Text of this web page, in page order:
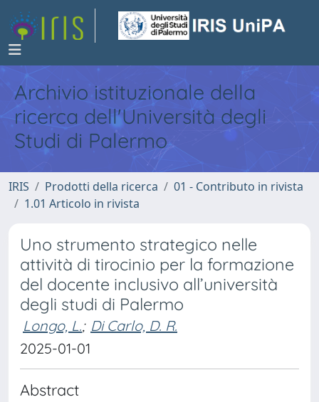
Archivio istituzionale della
ricerca dell'Università degli
Studi di Palermo
IRIS Prodotti della ricerca
01 - Contributo in rivista
1.01 Articolo in rivista
Uno strumento strategico nelle
attività di tirocinio per la formazione
del docente inclusivo all’università
degli studi di Palermo
Longo, L.; Di Carlo, D. R.
2025-01-01
Abstract